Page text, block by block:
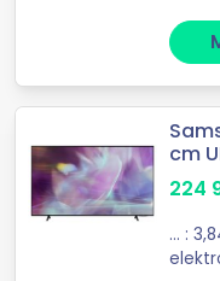
cm
224
... :